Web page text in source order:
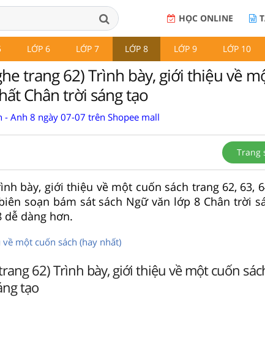
HỌC ONLINE
LỚP 6 LỚP 7 LỚP 8 LỚP 9 LỚP 10
trang 62) Trình bày, giới thiệu về
Chân trời sáng tạo
- Anh 8 ngày 07-07 trên Shopee mall
Trang
bày, giới thiệu về một cuốn sách trang 62, 63,
soạn bám sát sách Ngữ văn lớp 8 Chân trời
dễ dàng hơn.
một cuốn sách (hay nhất)
62) Trình bày, giới thiệu về một cuốn
tạo